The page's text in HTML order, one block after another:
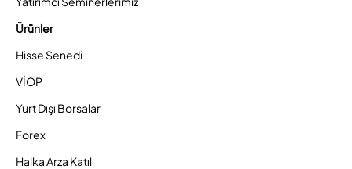
Ürünler
Hisse Senedi
VİOP
Yurt Dışı Borsalar
Forex
Halka Arza Katıl